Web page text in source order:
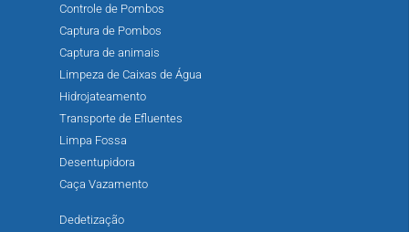
Controle de Pombos
Captura de Pombos
Captura de animais
Limpeza de Caixas de Água
Hidrojateamento
Transporte de Efluentes
Limpa Fossa
Desentupidora
Caça Vazamento
Dedetização